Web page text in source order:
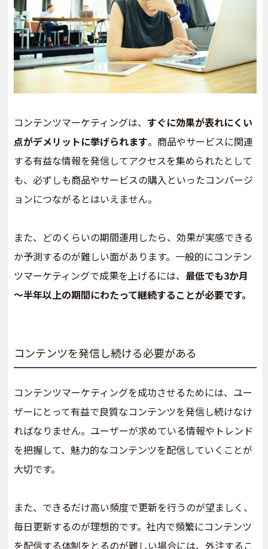
コンテンツマーケティングは、 すぐに効果が表れにくい
点がデメリットに挙げられます。商品やサービスに関連
する有益な情報を発信してアクセスを集められたとして
も、必ずしも商品やサービスの購入といったコンバージ
ョンにつながるとはいえません。
また、どのくらいの期間運用したら、効果が実感できる
か予測するのが難しい面があります。一般的にコンテン
ツマーケティングで成果を上げるには、 最低でも3か月
～半年以上の期間にわたって継続することが必要です。
コンテンツを発信し続ける必要がある
コンテンツマーケティングを成功させるためには、ユー
ザーにとって有益で良質なコンテンツを発信し続けなけ
ればなりません。ユーザーが求めている情報やトレンド
を把握して、魅力的なコンテンツを配信していくことが
大切です。
また、できるだけ高い頻度で更新を行うのが望ましく、
毎日更新するのが理想的です。社内で頻繁にコンテンツ
を配信する体制をとるのが難しい場合には、外注するこ